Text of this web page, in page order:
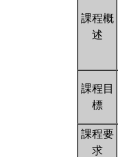
課程概
述
課程目
標
課程要
求